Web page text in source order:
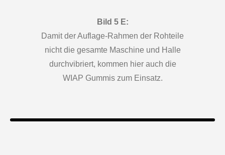
Bild 5 E:
Damit der Auflage-Rahmen der Rohteile
nicht die gesamte Maschine und Halle
durchvibriert, kommen hier auch die
WIAP Gummis zum Einsatz.